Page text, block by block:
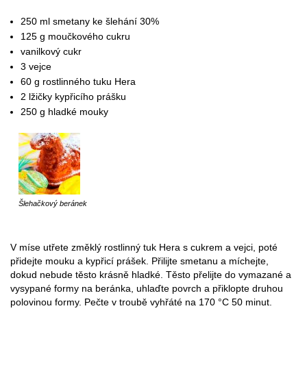
250 ml smetany ke šlehání 30%
125 g moučkového cukru
vanilkový cukr
3 vejce
60 g rostlinného tuku Hera
2 lžičky kypřicího prášku
250 g hladké mouky
Šlehačkový beránek
V míse utřete změklý rostlinný tuk Hera s cukrem a vejci, poté
přidejte mouku a kypřicí prášek. Přilijte smetanu a míchejte,
dokud nebude těsto krásně hladké. Těsto přelijte do vymazané a
vysypané formy na beránka, uhlaďte povrch a přiklopte druhou
polovinou formy. Pečte v troubě vyhřáté na 170 °C 50 minut.